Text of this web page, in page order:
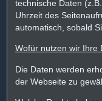
technische Daten
Uhrzeit des
automatisch, sobald
Wofür nutzen wir Ihre
Die Daten werden
der Webseite zu